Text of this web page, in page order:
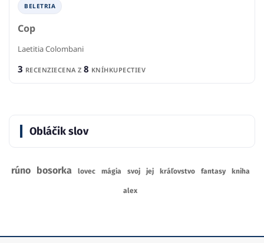
BELETRIA
Cop
Laetitia Colombani
3 RECENZIECENA Z 8 KNÍHKUPECTIEV
Obláčik slov
rúno bosorka lovec mágia svoj jej kráľovstvo fantasy kniha
alex